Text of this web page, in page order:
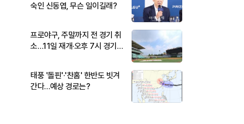
숙인 신동엽, 무슨 일이길래?
프로야구, 주말까지 전 경기 취
소…11일 재개·오후 7시 경기
태풍 '돌핀'·'찬홈' 한반도 빗겨
간다…예상 경로는?